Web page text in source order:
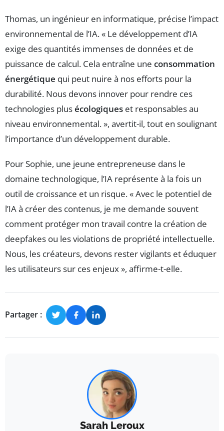
Thomas, un ingénieur en informatique, précise l’impact
environnemental de l’IA. « Le développement d’IA
exige des quantités immenses de données et de
puissance de calcul. Cela entraîne une consommation
énergétique qui peut nuire à nos efforts pour la
durabilité. Nous devons innover pour rendre ces
technologies plusécologiques et responsables au
niveau environnemental. », avertit-il, tout en soulignant
l’importance d’un développement durable.
Pour Sophie, une jeune entrepreneuse dans le
domaine technologique, l’IA représente à la fois un
outil de croissance et un risque. « Avec le potentiel de
l’IA à créer des contenus, je me demande souvent
comment protéger mon travail contre la création de
deepfakes ou les violations de propriété intellectuelle.
Nous, les créateurs, devons rester vigilants et éduquer
les utilisateurs sur ces enjeux », affirme-t-elle.
Partager :
Sarah Leroux